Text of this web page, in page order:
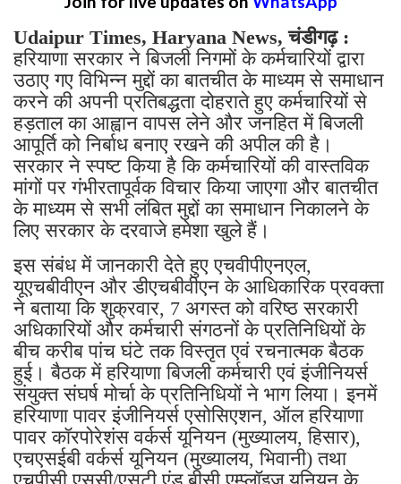
Udaipur Times, Haryana News, चंडीगढ़ :
हरियाणा सरकार ने बिजली निगमों के कर्मचारियों द्वारा
उठाए गए विभिन्न मुद्दों का बातचीत के माध्यम से समाधान
करने की अपनी प्रतिबद्धता दोहराते हुए कर्मचारियों से
हड़ताल का आह्वान वापस लेने और जनहित में बिजली
आपूर्ति को निर्बाध बनाए रखने की अपील की है।
सरकार ने स्पष्ट किया है कि कर्मचारियों की वास्तविक
मांगों पर गंभीरतापूर्वक विचार किया जाएगा और बातचीत
के माध्यम से सभी लंबित मुद्दों का समाधान निकालने के
लिए सरकार के दरवाजे हमेशा खुले हैं।
इस संबंध में जानकारी देते हुए एचवीपीएनएल,
यूएचबीवीएन और डीएचबीवीएन के आधिकारिक प्रवक्ता
ने बताया कि शुक्रवार, 7 अगस्त को वरिष्ठ सरकारी
अधिकारियों और कर्मचारी संगठनों के प्रतिनिधियों के
बीच करीब पांच घंटे तक विस्तृत एवं रचनात्मक बैठक
हुई। बैठक में हरियाणा बिजली कर्मचारी एवं इंजीनियर्स
संयुक्त संघर्ष मोर्चा के प्रतिनिधियों ने भाग लिया। इनमें
हरियाणा पावर इंजीनियर्स एसोसिएशन, ऑल हरियाणा
पावर कॉरपोरेशंस वर्कर्स यूनियन (मुख्यालय, हिसार),
एचएसईबी वर्कर्स यूनियन (मुख्यालय, भिवानी) तथा